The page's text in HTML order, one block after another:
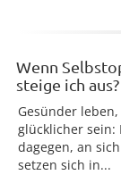
Wenn
steige ich aus?
Gesünder
glücklicher sein:
dagegen, an
setzen sich in...